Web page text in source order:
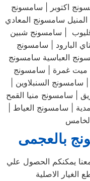
اكتوبر | سامسونج
سامسونج المعادي
| سامسونج شبين
البارود | سامسونج
ميت غمرة | سامسونج
السنبلاوين |
| سامسونج منيا القمح
| سامسونج العياط |
بالعجمى
يمكنكم الحصول علي
الاصلية